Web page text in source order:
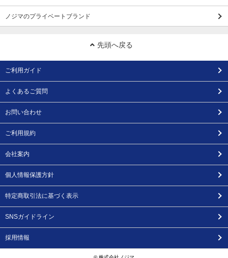
ノジマのプライベートブランド
先頭へ戻る
ご利用ガイド
よくあるご質問
お問い合わせ
ご利用規約
会社案内
個人情報保護方針
特定商取引法に基づく表示
SNSガイドライン
採用情報